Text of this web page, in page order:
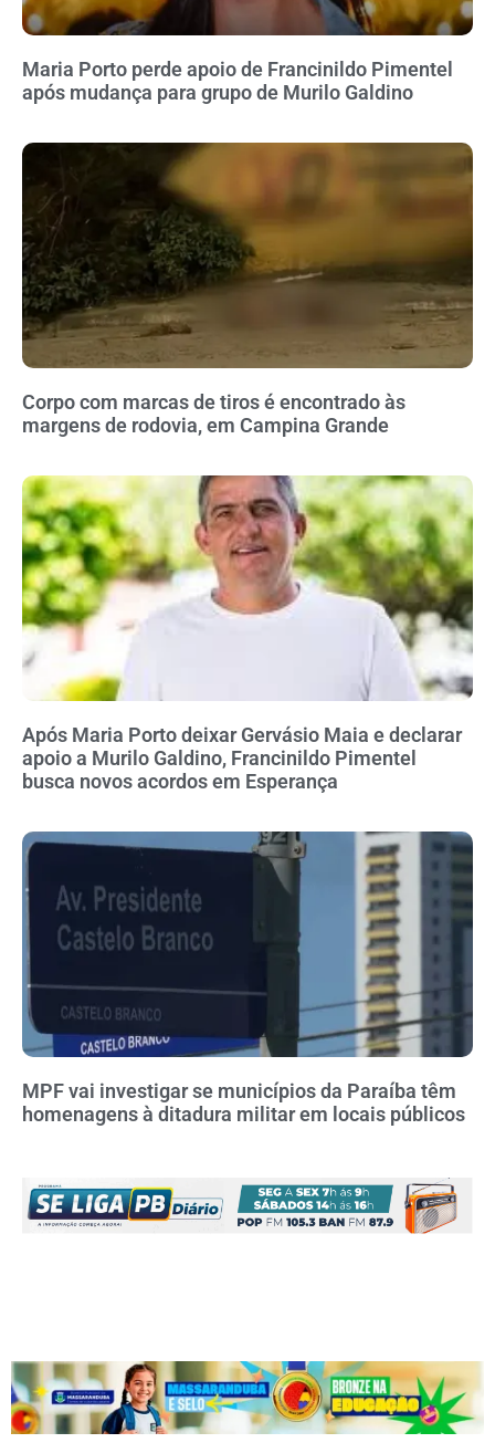
Maria Porto perde apoio de Francinildo Pimentel
após mudança para grupo de Murilo Galdino
Corpo com marcas de tiros é encontrado às
margens de rodovia, em Campina Grande
Após Maria Porto deixar Gervásio Maia e declarar
apoio a Murilo Galdino, Francinildo Pimentel
busca novos acordos em Esperança
MPF vai investigar se municípios da Paraíba têm
homenagens à ditadura militar em locais públicos